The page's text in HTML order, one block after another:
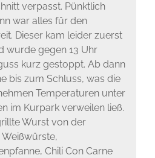
verpasst. Pünktlich
war alles für den
Dieser kam leider zuerst
wurde gegen 13 Uhr
kurz gestoppt. Ab dann
bis zum Schluss, was die
Temperaturen unter
im Kurpark verweilen ließ.
Wurst von der
Weißwürste,
Chili Con Carne